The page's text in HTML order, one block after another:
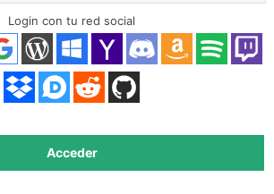
Acceder
Login con tu red social